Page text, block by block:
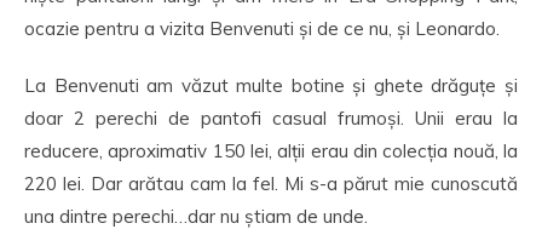
ocazie pentru a vizita Benvenuti și de ce nu, și Leonardo.
La Benvenuti am văzut multe botine și ghete drăguțe și
doar 2 perechi de pantofi casual frumoși. Unii erau la
reducere, aproximativ 150 lei, alții erau din colecția nouă, la
220 lei. Dar arătau cam la fel. Mi s-a părut mie cunoscută
una dintre perechi…dar nu știam de unde.